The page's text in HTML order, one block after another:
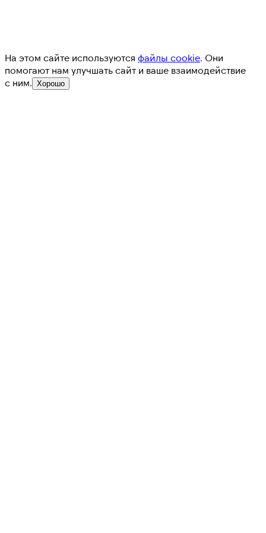
На этом сайте используются файлы cookie. Они
помогают нам улучшать сайт и ваше взаимодействие
с ним. Хорошо